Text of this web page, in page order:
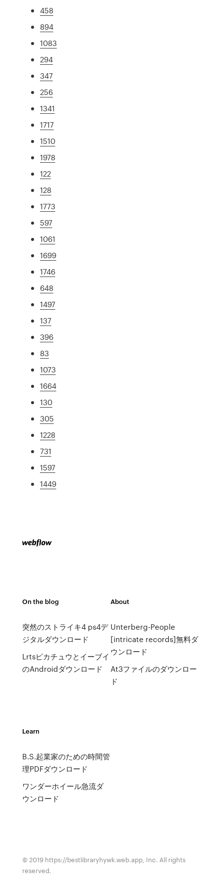
458
894
1083
294
347
256
1341
1717
1510
1978
122
128
1773
597
1061
1699
1746
648
1497
137
396
83
1073
1664
130
305
1228
731
1597
1449
On the blog
突然のストライキ4 ps4デ
ジタルダウンロード
Lrtsピカチュウとイーブイ
のAndroidダウンロード
About
Unterberg-People
[intricate records]無料ダ
ウンロード
At3ファイルのダウンロー
ド
Learn
B.S.起業家のための時間管
理PDFダウンロード
ワンダーホイール急流ダ
ウンロード
© 2019 https://bestlibraryhywk.web.app, Inc. All rights
reserved.